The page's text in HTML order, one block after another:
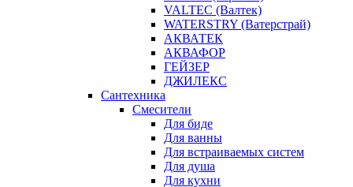
VALTEC (Валтек)
WATERSTRY (Ватерстрай)
АКВАТЕК
АКВАФОР
ГЕЙЗЕР
ДЖИЛЕКС
Сантехника
Смесители
Для биде
Для ванны
Для встраиваемых систем
Для душа
Для кухни